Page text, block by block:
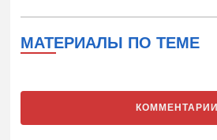
МАТЕРИАЛЫ ПО ТЕМЕ
КОММЕНТАРИИ